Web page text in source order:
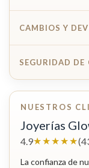
CAMBIOS Y
SEGURIDAD DE
NUESTROS
Joyerías
4.9★★★★★
La confianza de